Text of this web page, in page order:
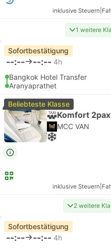
inklusive Steuern
1 weitere
Sofortbestätigung
--:-- --:-- 4h
Bangkok Hotel Transfer
Aranyaprathet
Beliebteste Klasse
Komfort
MCC VAN
inklusive Steuern
2 weitere
Sofortbestätigung
--:-- --:-- 4h